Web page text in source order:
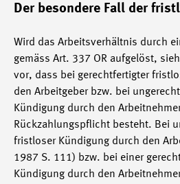
Der besondere Fall der
Wird das Arbeitsverhältnis durch
gemäss Art. 337 OR aufgelöst,
vor, dass bei gerechtfertigter
den Arbeitgeber bzw. bei
Kündigung durch den
Rückzahlungspflicht besteht. Bei
fristloser Kündigung durch den
1987 S. 111) bzw. bei einer
Kündigung durch den